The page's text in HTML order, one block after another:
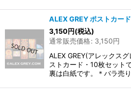
ALEX GREY ポストカー
3,150円(税込)
通常販売価格: 3,150円
ALEX GREY(アレックス
ストカード・10枚セット
裏は白紙です。＊バラ売